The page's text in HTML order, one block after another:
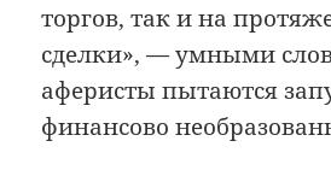
торгов, так и на
сделки», — умными
аферисты пытаются
финансово